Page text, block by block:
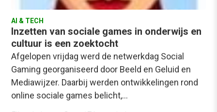
AI & TECH
Inzetten van sociale games in onderwijs en
cultuur is een zoektocht
Afgelopen vrijdag werd de netwerkdag Social
Gaming georganiseerd door Beeld en Geluid en
Mediawijzer. Daarbij werden ontwikkelingen rond
online sociale games belicht,…